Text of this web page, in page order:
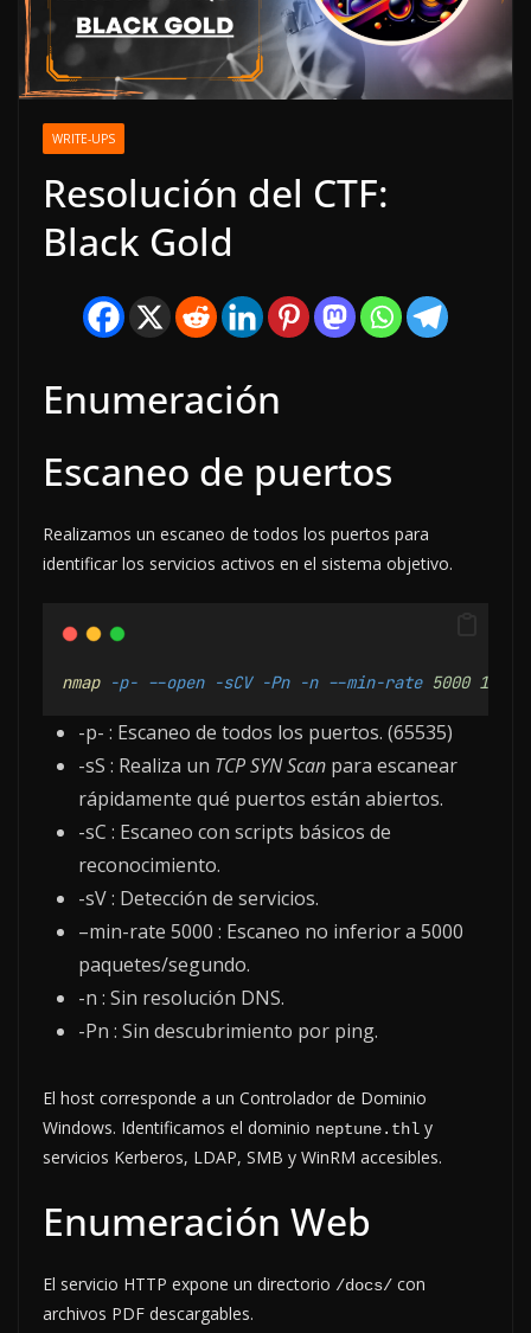
WRITE-UPS
Resolución del CTF:
Black Gold
Enumeración
Escaneo de puertos
Realizamos un escaneo de todos los puertos para
identificar los servicios activos en el sistema objetivo.
nmap -p- --open -sCV -Pn -n --min-rate 5000
-p- : Escaneo de todos los puertos. (65535)
-sS : Realiza un TCP SYN Scan para escanear
rápidamente qué puertos están abiertos.
-sC : Escaneo con scripts básicos de
reconocimiento.
-sV : Detección de servicios.
–min-rate 5000 : Escaneo no inferior a 5000
paquetes/segundo.
-n : Sin resolución DNS.
-Pn : Sin descubrimiento por ping.
El host corresponde a un Controlador de Dominio
Windows. Identificamos el dominio neptune.thl y
servicios Kerberos, LDAP, SMB y WinRM accesibles.
Enumeración Web
El servicio HTTP expone un directorio /docs/ con
archivos PDF descargables.